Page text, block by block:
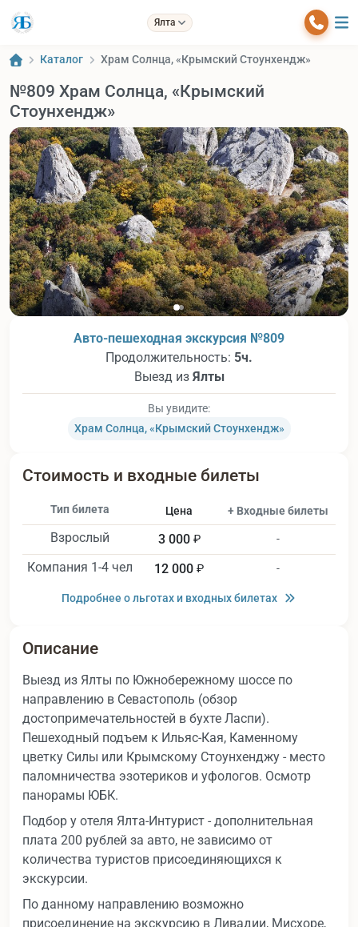
Ялта
Каталог Храм Солнца, «Крымский Стоунхендж»
№809 Храм Солнца, «Крымский
Стоунхендж»
Авто-пешеходная экскурсия №809
Продолжительность: 5ч.
Выезд из Ялты
Вы увидите:
Храм Солнца, «Крымский Стоунхендж»
Стоимость и входные билеты
Тип билета Цена + Входные билеты
Взрослый 3 000 ₽ -
Компания 1-4 чел 12 000 ₽ -
Подробнее о льготах и входных билетах
Описание
Выезд из Ялты по Южнобережному шоссе по
направлению в Севастополь (обзор
достопримечательностей в бухте Ласпи).
Пешеходный подъем к Ильяс-Кая, Каменному
цветку Силы или Крымскому Стоунхенджу - место
паломничества эзотериков и уфологов. Осмотр
панорамы ЮБК.
Подбор у отеля Ялта-Интурист - дополнительная
плата 200 рублей за авто, не зависимо от
количества туристов присоединяющихся к
экскурсии.
По данному направлению возможно
присоединение на экскурсию в Ливадии, Мисхоре,